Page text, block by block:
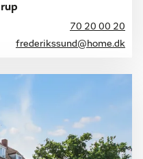
70 20 00 20
frederikssund@home.dk